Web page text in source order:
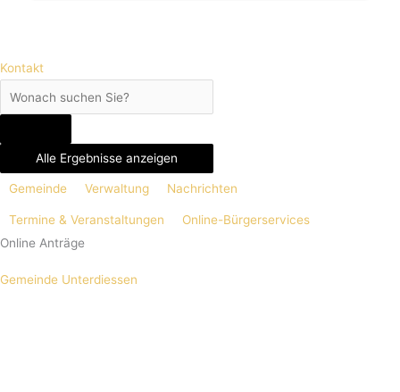
Kontakt
Alle Ergebnisse anzeigen
Gemeinde Verwaltung Nachrichten
Termine & Veranstaltungen
Online-Bürgerservices
Online Anträge
Gemeinde Unterdiessen